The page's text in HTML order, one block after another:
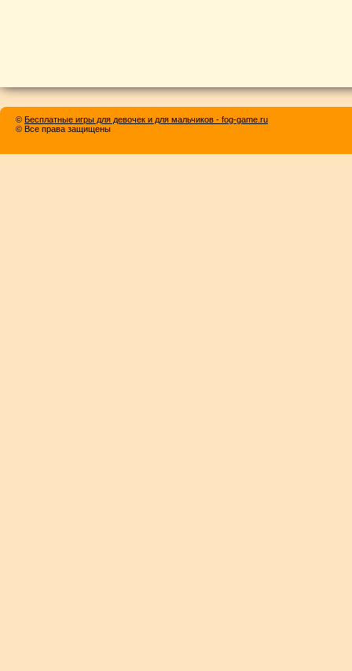
© Бесплатные игры для девочек и для мальчиков - fog-game.ru
© Все права защищены